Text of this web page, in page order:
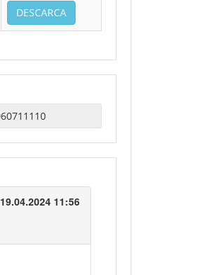
DESCARCA
19.04.2024 11:56